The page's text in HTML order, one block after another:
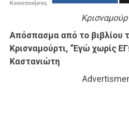
Κοινοποιήσεις
Απόσπασμα από το βιβλίου
Κρισναμούρτι, “Εγώ χωρίς
Καστανιώτη